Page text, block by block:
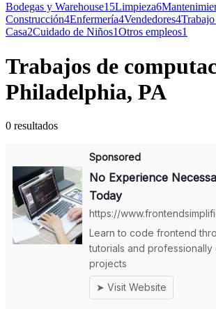
Bodegas y Warehouse15Limpieza6
Construcción4Enfermería4Vendedores4
Casa2Cuidado de Niños1Otros empleos1
Trabajos de
Philadelphia, PA
0 resultados